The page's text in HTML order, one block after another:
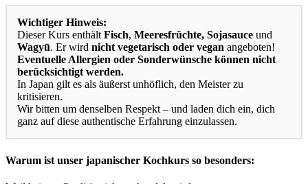
Wichtiger Hinweis:
Dieser Kurs enthältFisch, Meeresfrüchte, Sojasauce und
Wagyū. Er wird nicht vegetarisch oder vegan angeboten!
Eventuelle Allergien oder Sonderwünsche können nicht
berücksichtigt werden.
In Japan gilt es als äußerst unhöflich, den Meister zu
kritisieren.
Wir bitten um denselben Respekt – und laden dich ein, dich
ganz auf diese authentische Erfahrung einzulassen.
Warum ist unser japanischer Kochkurs so besonders: